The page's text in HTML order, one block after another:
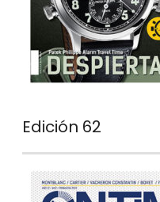
Edición 62